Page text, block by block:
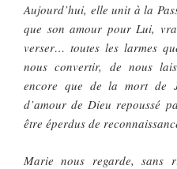
Aujourd’hui, elle unit à la
que son amour pour Lui,
verser… toutes les larmes
nous convertir, de nous
encore que de la mort de
d’amour de Dieu repoussé
être éperdus de
Marie nous regarde,